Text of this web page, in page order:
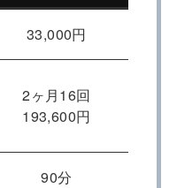
33,000円
2ヶ月16回
193,600円
90分